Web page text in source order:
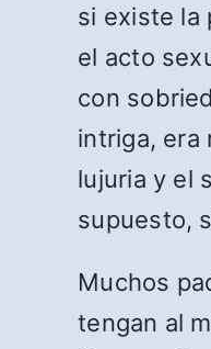
si existe la
el acto
con
intriga, era
lujuria y el
supuesto,
Muchos
tengan al